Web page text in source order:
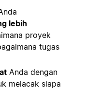
lebih
proyek
tugas
Anda dengan
melacak siapa